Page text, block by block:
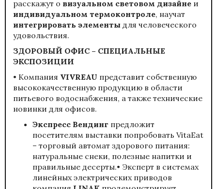
расскажут о визуальном световом дизайне и
индивидуальном термоконтроле, научат
интегрировать элементы для человеческого
удовольствия.
ЗДОРОВЫЙ ОФИС – СПЕЦИАЛЬНЫЕ
ЭКСПОЗИЦИИ
• Компания VIVREAU представит собственную
высококачественную продукцию в области
питьевого водоснабжения, а также технические
новинки для офисов.
Экспресс Вендинг предложит
посетителям выставки попробовать VitaEat
– торговый автомат здорового питания:
натуральные снеки, полезные напитки и
правильные десерты.• Эксперт в системах
линейных электрических приводов